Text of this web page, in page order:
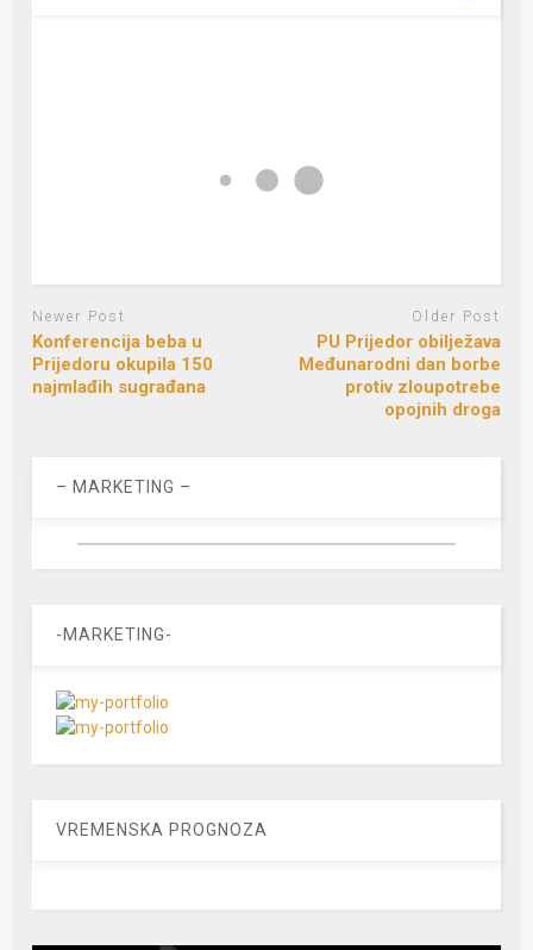
Newer Post
Konferencija beba u
Prijedoru okupila 150
najmlađih sugrađana
Older Post
PU Prijedor obilježava
Međunarodni dan borbe
protiv zloupotrebe
opojnih droga
– MARKETING –
-MARKETING-
VREMENSKA PROGNOZA